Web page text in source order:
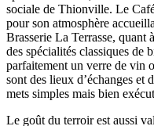
sociale de Thionville. Le
pour son atmosphère
Brasserie La Terrasse, quant
des spécialités classiques de
parfaitement un verre de vin
sont des lieux d’échanges et
mets simples mais bien
Le goût du terroir est aussi